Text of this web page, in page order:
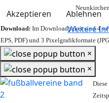
Akzeptieren
Ablehnen
Weitere
Download: Im Downloadpaket sind 4
EPS, PDF) und 3 Pixelgrafikformate
×
×